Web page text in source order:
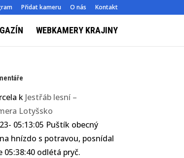
Přidat kameru O nás Kontakt
WEBKAMERY KRAJINY
k Jestřáb lesní –
Lotyšsko
05:13:05 Puštík obecný
hnízdo s potravou, posnídal
05:38:40 odlétá pryč.